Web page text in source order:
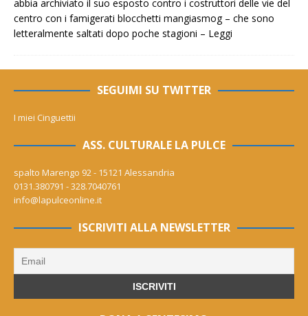
abbia archiviato il suo esposto contro i costruttori delle vie del
centro con i famigerati blocchetti mangiasmog – che sono
letteralmente saltati dopo poche stagioni – Leggi
SEGUIMI SU TWITTER
I miei Cinguettii
ASS. CULTURALE LA PULCE
spalto Marengo 92 - 15121 Alessandria
0131.380791 - 328.7040761
info@lapulceonline.it
ISCRIVITI ALLA NEWSLETTER